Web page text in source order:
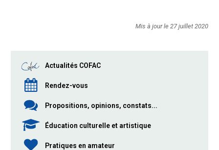
Mis à jour le 27 juillet 2020
Actualités COFAC
Rendez-vous
Propositions, opinions, constats...
Éducation culturelle et artistique
Pratiques en amateur